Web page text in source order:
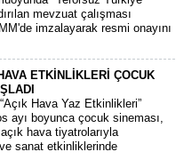
mevzuat çalışması
imzalayarak resmi onayını
ETKİNLİKLERİ ÇOCUK
Hava Yaz Etkinlikleri”
ayı boyunca çocuk sineması,
hava tiyatrolarıyla
sanat etkinliklerinde